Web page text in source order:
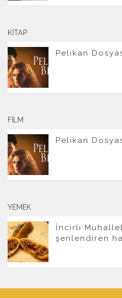
KITAP
Pelikan
FILM
Pelikan
YEMEK
İncirli
şenlendiren